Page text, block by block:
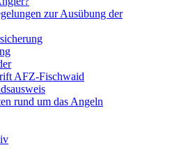
zur Ausübung der
AFZ-Fischwaid
rund um das Angeln